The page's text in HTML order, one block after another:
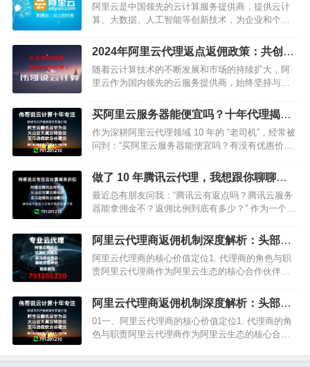
旅！
阿里云是中国领先的云计算服务提供商，提供云计
算、大数据、人工智能等创新技术，为企业和个人
的领军企业，阿里云通过积极的市场营销策略吸引
了大量企业和个人用户，为…
2024年阿里云代理返点返佣政策：共创云
端新篇章，共享丰厚收益
随着云计算技术的不断发展和市场的持续扩大，阿
里云作为国内领先的云服务提供商，始终坚持与合
的积极性，提高市场份额，阿里云在2024年对代理
返点返佣政策进行了全…
买阿里云服务器能便宜吗？十年代理揭秘
3 大省钱攻略！
作为深耕阿里云代理领域 10 年的 “老司机”，经常被
问到：“买阿里云服务器能便宜吗？有没有优惠价
宜，选对渠道还能省一大笔！ 这篇文章带你解锁阿
里云服务…
做了 10 年腾讯云代理，我想跟你聊聊返
佣那些事儿​
最近总有朋友问我：“腾讯云有返点吗？腾讯云服务
器能拿佣金不？返佣比例到底有多少？” 作为一个在
来跟大家好好…
阿里云代理商返佣机制深度解析：头部代
理优势与企业合作策略
阿里云代理商的核心价值定位1. 代理商的角色与职
责阿里云代理商作为阿里云生态的核心合作伙伴，
里云全系列云产品，包括云服务器ECS、云数据库
RDS、对象存…
阿里云代理商返佣机制深度解析：头部代
理优势与企业合作策略
01一、阿里云代理商的核心价值定位1. 代理商的角
色与职责阿里云代理商作为阿里云生态的核心合作